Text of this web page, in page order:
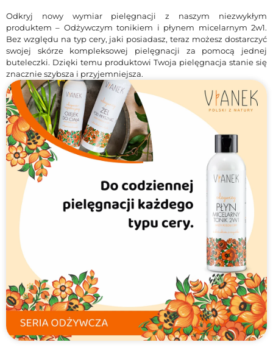
Odkryj nowy wymiar pielęgnacji z naszym niezwykłym
produktem – Odżywczym tonikiem i płynem micelarnym 2w1.
Bez względu na typ cery, jaki posiadasz, teraz możesz dostarczyć
swojej skórze kompleksowej pielęgnacji za pomocą jednej
buteleczki. Dzięki temu produktowi Twoja pielęgnacja stanie się
znacznie szybsza i przyjemniejsza.